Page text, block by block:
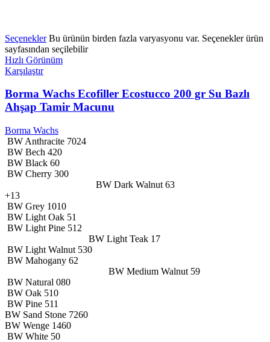
Seçenekler Bu ürünün birden fazla varyasyonu var. Seçenekler ürün
sayfasından seçilebilir
Hızlı Görünüm
Karşılaştır
Borma Wachs Ecofiller Ecostucco 200 gr Su Bazlı
Ahşap Tamir Macunu
Borma Wachs
BW Anthracite 7024
BW Bech 420
BW Black 60
BW Cherry 300
BW Dark Walnut 63
+13
BW Grey 1010
BW Light Oak 51
BW Light Pine 512
BW Light Teak 17
BW Light Walnut 530
BW Mahogany 62
BW Medium Walnut 59
BW Natural 080
BW Oak 510
BW Pine 511
BW Sand Stone 7260
BW Wenge 1460
BW White 50